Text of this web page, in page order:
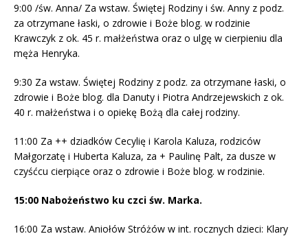
9:00 /św. Anna/ Za wstaw. Świętej Rodziny i św. Anny z podz.
za otrzymane łaski, o zdrowie i Boże blog. w rodzinie
Krawczyk z ok. 45 r. małżeństwa oraz o ulgę w cierpieniu dla
męża Henryka.
9:30 Za wstaw. Świętej Rodziny z podz. za otrzymane łaski, o
zdrowie i Boże blog. dla Danuty i Piotra Andrzejewskich z ok.
40 r. małżeństwa i o opiekę Bożą dla całej rodziny.
11:00 Za ++ dziadków Cecylię i Karola Kaluza, rodziców
Małgorzatę i Huberta Kaluza, za + Paulinę Palt, za dusze w
czyśćcu cierpiące oraz o zdrowie i Boże blog. w rodzinie.
15:00 Nabożeństwo ku czci św. Marka.
16:00 Za wstaw. Aniołów Stróżów w int. rocznych dzieci: Klary